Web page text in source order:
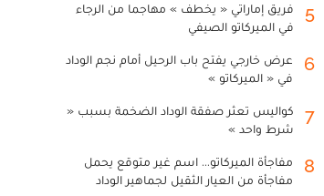
5
فريق إماراتي « يخطف » مهاجما من الرجاء
في الميركاتو الصيفي
6
عرض خارجي يفتح باب الرحيل أمام نجم الوداد
في « الميركاتو »
7
كواليس تعثر صفقة الوداد الضخمة بسبب «
شرط واحد »
8
مفاجأة الميركاتو... اسم غير متوقع يحمل
مفاجأة من العيار الثقيل لجماهير الوداد